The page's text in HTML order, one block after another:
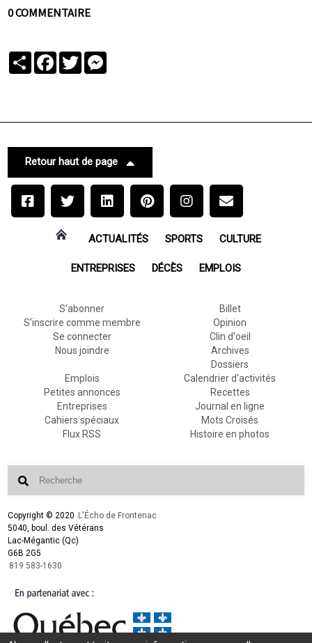
0 COMMENTAIRE
PartagerFacebook
Twitter
Retour haut de page
ACTUALITÉS SPORTS CULTURE
ENTREPRISES DÉCÈS EMPLOIS
S'abonner
S'inscrire comme membre
Se connecter
Nous joindre
Billet
Opinion
Clin d'oeil
Archives
Dossiers
Emplois
Petites annonces
Entreprises
Cahiers spéciaux
Flux RSS
Calendrier d'activités
Recettes
Journal en ligne
Mots Croisés
Histoire en photos
Copyright © 2020 L'Écho de Frontenac
5040, boul. des Vétérans
Lac-Mégantic (Qc)
G6B 2G5
819 583-1630